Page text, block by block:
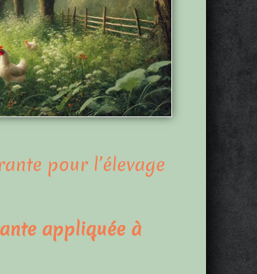
pour l’élevage
appliquée à